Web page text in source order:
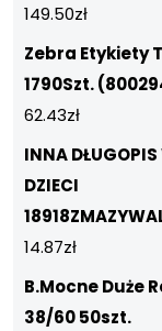
149.50zł
Zebra Etykiety
1790Szt.
62.43zł
INNA
DZIECI
14.87zł
B.Mocne Duże
38/60 50szt.